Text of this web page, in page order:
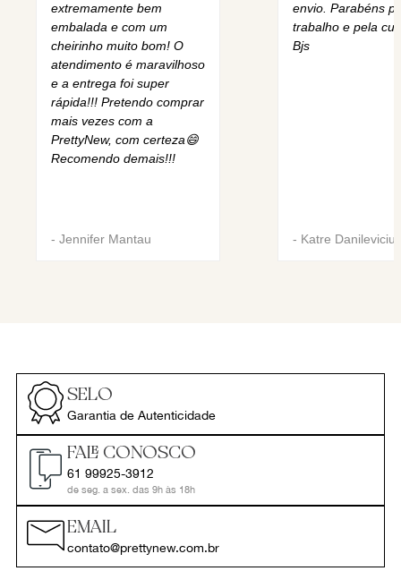
extremamente bem
embalada e com um
cheirinho muito bom! O
atendimento é maravilhoso
e a entrega foi super
rápida!!! Pretendo comprar
mais vezes com a
PrettyNew, com certeza😄
Recomendo demais!!!
- Jennifer Mantau
envio. Parabéns
trabalho e pela
Bjs
- Katre Danilevicius
SELO
Garantia de Autenticidade
FALE CONOSCO
61 99925-3912
de seg. a sex. das 9h às 18h
EMAIL
contato@prettynew.com.br